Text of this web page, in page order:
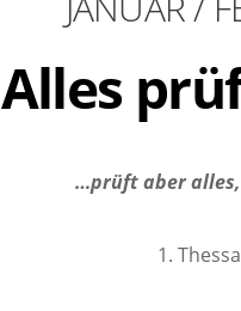
Alles
…prüft aber
1.